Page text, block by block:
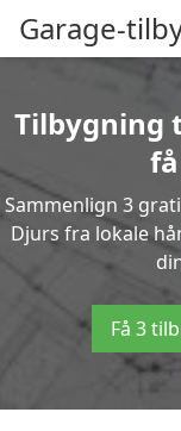
Garage-
Tilbygning
Sammenlign 3
Djurs fra lokale
Få 3